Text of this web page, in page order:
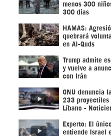
menos 300
300 días
HAMAS:
quebrará
en Al-Quds
Trump admite
y vuelve a
con Irán
ONU denuncia
233 proyectiles
Líbano -
Experto: El
entiende Israel